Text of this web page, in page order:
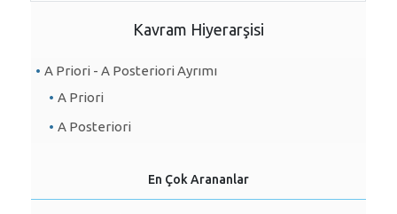
Kavram Hiyerarşisi
A Priori - A Posteriori Ayrımı
A Priori
A Posteriori
En Çok Arananlar